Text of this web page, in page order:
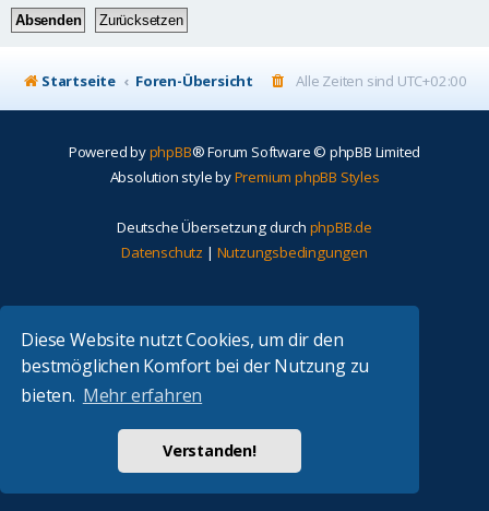
Diese Website nutzt Cookies, um dir den
bestmöglichen Komfort bei der Nutzung zu
bieten. Mehr erfahren
Verstanden!
Startseite Foren-Übersicht Alle Zeiten sind UTC+02:00
Powered byphpBB® Forum Software © phpBB Limited
Absolution style byPremium phpBB Styles
Deutsche Übersetzung durch phpBB.de
Datenschutz | Nutzungsbedingungen